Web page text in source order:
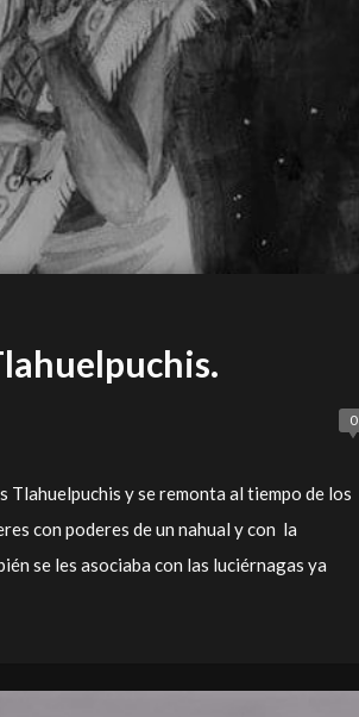
0
Tlahuelpuchis y se remonta al tiempo de los
con poderes de un nahual y con la
se les asociaba con las luciérnagas ya